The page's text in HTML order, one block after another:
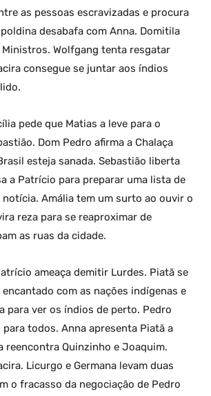
as pessoas escravizadas e procura
desabafa com Anna. Domitila
Wolfgang tenta resgatar
consegue se juntar aos índios
pede que Matias a leve para o
Dom Pedro afirma a Chalaça
esteja sanada. Sebastião liberta
a Patrício para preparar uma lista de
notícia. Amália tem um surto ao ouvir o
reza para se reaproximar de
as ruas da cidade.
ameaça demitir Lurdes. Piatã se
com as nações indígenas e
para ver os índios de perto. Pedro
todos. Anna apresenta Piatã a
reencontra Quinzinho e Joaquim.
Licurgo e Germana levam duas
o fracasso da negociação de Pedro